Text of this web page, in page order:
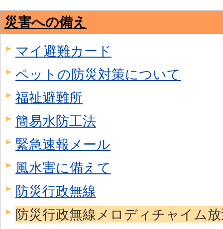
災害への備え
マイ避難カード
ペットの防災対策について
福祉避難所
簡易水防工法
緊急速報メール
風水害に備えて
防災行政無線
防災行政無線メロディチャイム